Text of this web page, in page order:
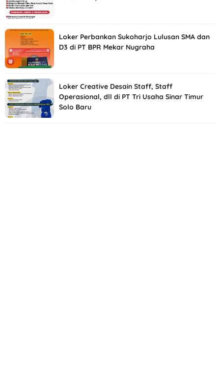
Loker Perbankan Sukoharjo Lulusan SMA dan
D3 di PT BPR Mekar Nugraha
Loker Creative Desain Staff, Staff
Operasional, dll di PT Tri Usaha Sinar Timur
Solo Baru